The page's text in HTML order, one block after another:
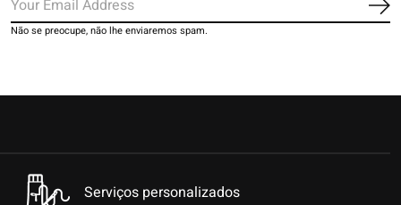
Não se preocupe, não lhe enviaremos spam.
Serviços personalizados